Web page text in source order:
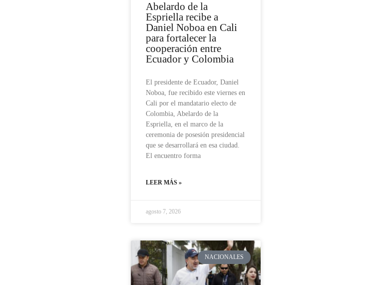
Abelardo de la
Espriella recibe a
Daniel Noboa en Cali
para fortalecer la
cooperación entre
Ecuador y Colombia
El presidente de Ecuador, Daniel
Noboa, fue recibido este viernes en
Cali por el mandatario electo de
Colombia, Abelardo de la
Espriella, en el marco de la
ceremonia de posesión presidencial
que se desarrollará en esa ciudad.
El encuentro forma
LEER MÁS »
agosto 7, 2026
NACIONALES